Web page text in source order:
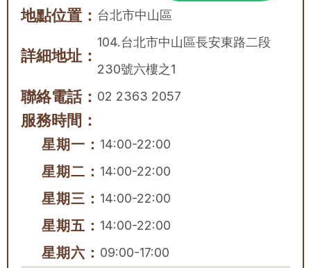
地點位置： 台北市中山區
詳細地址：
104.台北市中山區長安東路二段
230號六樓之1
聯絡電話： 02 2363 2057
服務時間：
星期一： 14:00-22:00
星期二： 14:00-22:00
星期三： 14:00-22:00
星期五： 14:00-22:00
星期六： 09:00-17:00